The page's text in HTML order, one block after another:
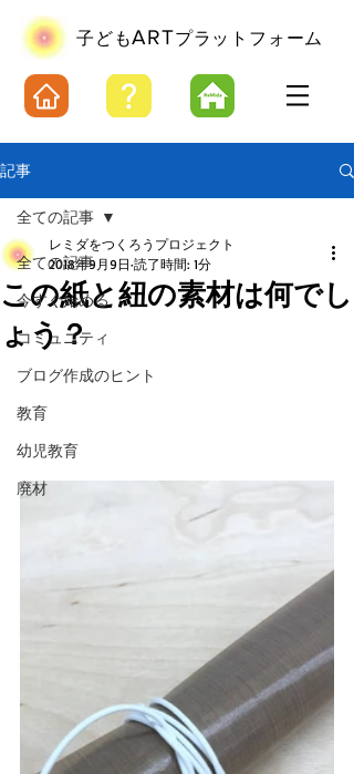
​子どもARTプラットフォーム
記事
全ての記事
今すぐ始める
コミュニティ
ブログ作成のヒント
教育
幼児教育
廃材
全ての記事
この紙と紐の素材は何でし
ょう？
レミダをつくろうプロジェクト
2018年9月9日 読了時間: 1分